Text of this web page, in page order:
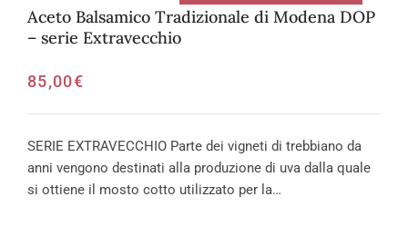
Aceto Balsamico Tradizionale di Modena DOP
– serie Extravecchio
85,00€
SERIE EXTRAVECCHIO Parte dei vigneti di trebbiano da
anni vengono destinati alla produzione di uva dalla quale
si ottiene il mosto cotto utilizzato per la…